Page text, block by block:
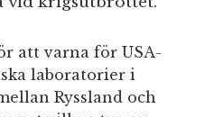
att varna för USA-
laboratorier i
Ryssland och